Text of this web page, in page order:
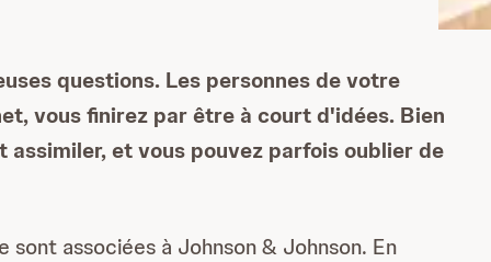
questions. Les personnes de votre
vous finirez par être à court d'idées. Bien
et vous pouvez parfois oublier de
associées à Johnson & Johnson. En